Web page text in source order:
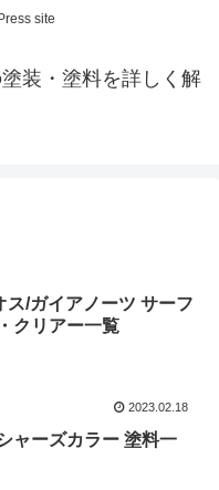
site
装・塗料を詳しく解
ス/ガイアノーツ サーフ
クリアー一覧
2023.02.18
ャーズカラー 塗料一